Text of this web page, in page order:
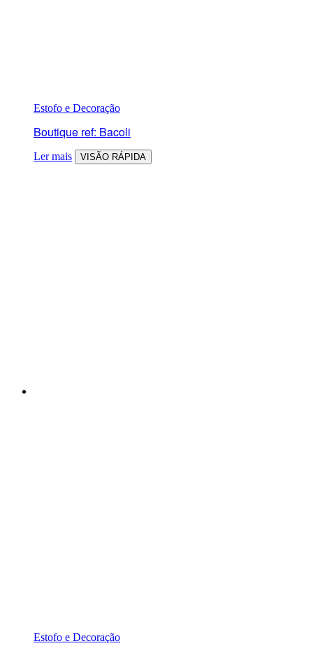
Estofo e Decoração
Boutique ref: Bacoli
Ler mais VISÃO RÁPIDA
Estofo e Decoração